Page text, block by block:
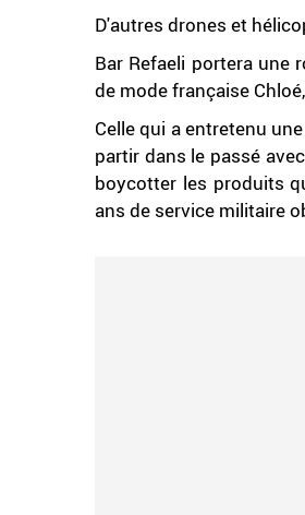
D'autres drones et
Bar Refaeli portera une
de mode française
Celle qui a entretenu
partir dans le passé
boycotter les produits
ans de service militaire